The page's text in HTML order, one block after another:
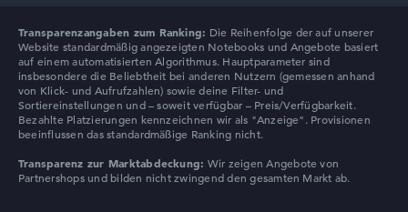
Transparenzangaben zum Ranking: Die Reihenfolge der auf unserer
Website standardmäßig angezeigten Notebooks und Angebote basiert
auf einem automatisierten Algorithmus. Hauptparameter sind
insbesondere die Beliebtheit bei anderen Nutzern (gemessen anhand
von Klick- und Aufrufzahlen) sowie deine Filter- und
Sortiereinstellungen und – soweit verfügbar – Preis/Verfügbarkeit.
Bezahlte Platzierungen kennzeichnen wir als "Anzeige". Provisionen
beeinflussen das standardmäßige Ranking nicht.
Transparenz zur Marktabdeckung: Wir zeigen Angebote von
Partnershops und bilden nicht zwingend den gesamten Markt ab.